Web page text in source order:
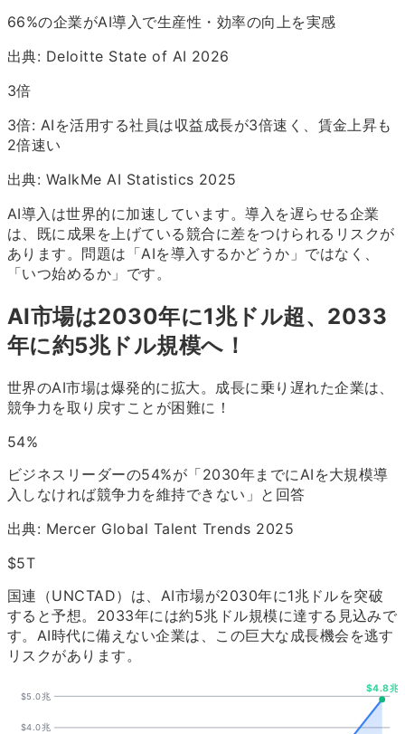
66%の企業がAI導入で生産性・効率の向上を実感
出典: Deloitte State of AI 2026
3倍
3倍: AIを活用する社員は収益成長が3倍速く、賃金上昇も
2倍速い
出典: WalkMe AI Statistics 2025
AI導入は世界的に加速しています。導入を遅らせる企業
は、既に成果を上げている競合に差をつけられるリスクが
あります。問題は「AIを導入するかどうか」ではなく、
「いつ始めるか」です。
AI市場は2030年に1兆ドル超、2033
年に約5兆ドル規模へ！
世界のAI市場は爆発的に拡大。成長に乗り遅れた企業は、
競争力を取り戻すことが困難に！
54%
ビジネスリーダーの54%が「2030年までにAIを大規模導
入しなければ競争力を維持できない」と回答
出典: Mercer Global Talent Trends 2025
$5T
国連（UNCTAD）は、AI市場が2030年に1兆ドルを突破
すると予想。2033年には約5兆ドル規模に達する見込みで
す。AI時代に備えない企業は、この巨大な成長機会を逃す
リスクがあります。
$5.0兆
$4.0兆
$4.8兆